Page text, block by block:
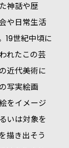
神話や歴
や日常生活
19世紀中頃に
れたこの芸
近代美術に
写実絵画
をイメージ
いは対象を
描き出そう